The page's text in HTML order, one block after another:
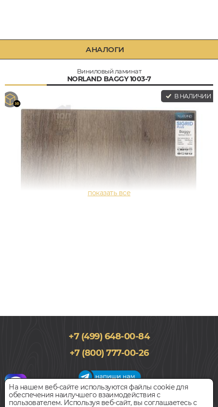
АНАЛОГИ
Виниловый ламинат
NORLAND BAGGY 1003-7
В НАЛИЧИИ
2×184,15x1219,2, мм
0,3, Дуб, Однополосный, Водостойкий
Цена за 1 м² 1 428руб.
БЫСТРЫЙ ЗАКАЗ КУПИТЬ
+7 (499) 648-00-84
+7 (800) 777-00-26
График работы салона
Пн-Вс с 09:00 до 21:00
На нашем веб-сайте используются файлы cookie для
обеспечения наилучшего взаимодействия с
пользователем. Используя веб-сайт, вы соглашаетесь с